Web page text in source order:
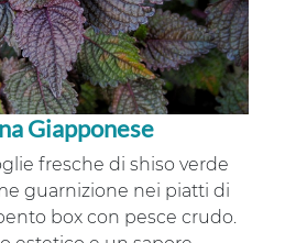
Giapponese
fresche di shiso verde
guarnizione nei piatti di
box con pesce crudo.